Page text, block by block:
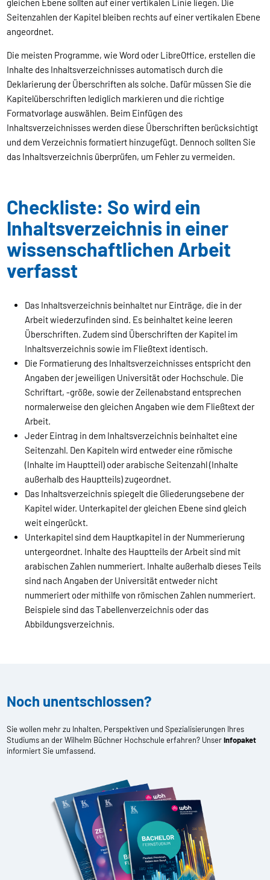
gleichen Ebene sollten auf einer vertikalen Linie liegen. Die
Seitenzahlen der Kapitel bleiben rechts auf einer vertikalen Ebene
angeordnet.
Die meisten Programme, wie Word oder LibreOffice, erstellen die
Inhalte des Inhaltsverzeichnisses automatisch durch die
Deklarierung der Überschriften als solche. Dafür müssen Sie die
Kapitelüberschriften lediglich markieren und die richtige
Formatvorlage auswählen. Beim Einfügen des
Inhaltsverzeichnisses werden diese Überschriften berücksichtigt
und dem Verzeichnis formatiert hinzugefügt. Dennoch sollten Sie
das Inhaltsverzeichnis überprüfen, um Fehler zu vermeiden.
Checkliste: So wird ein
Inhaltsverzeichnis in einer
wissenschaftlichen Arbeit
verfasst
Das Inhaltsverzeichnis beinhaltet nur Einträge, die in der
Arbeit wiederzufinden sind. Es beinhaltet keine leeren
Überschriften. Zudem sind Überschriften der Kapitel im
Inhaltsverzeichnis sowie im Fließtext identisch.
Die Formatierung des Inhaltsverzeichnisses entspricht den
Angaben der jeweiligen Universität oder Hochschule. Die
Schriftart, -größe, sowie der Zeilenabstand entsprechen
normalerweise den gleichen Angaben wie dem Fließtext der
Arbeit.
Jeder Eintrag in dem Inhaltsverzeichnis beinhaltet eine
Seitenzahl. Den Kapiteln wird entweder eine römische
(Inhalte im Hauptteil) oder arabische Seitenzahl (Inhalte
außerhalb des Hauptteils) zugeordnet.
Das Inhaltsverzeichnis spiegelt die Gliederungsebene der
Kapitel wider. Unterkapitel der gleichen Ebene sind gleich
weit eingerückt.
Unterkapitel sind dem Hauptkapitel in der Nummerierung
untergeordnet. Inhalte des Hauptteils der Arbeit sind mit
arabischen Zahlen nummeriert. Inhalte außerhalb dieses Teils
sind nach Angaben der Universität entweder nicht
nummeriert oder mithilfe von römischen Zahlen nummeriert.
Beispiele sind das Tabellenverzeichnis oder das
Abbildungsverzeichnis.
Noch unentschlossen?
Sie wollen mehr zu Inhalten, Perspektiven und Spezialisierungen Ihres
Studiums an der Wilhelm Büchner Hochschule erfahren? UnserInfopaket
informiert Sie umfassend.